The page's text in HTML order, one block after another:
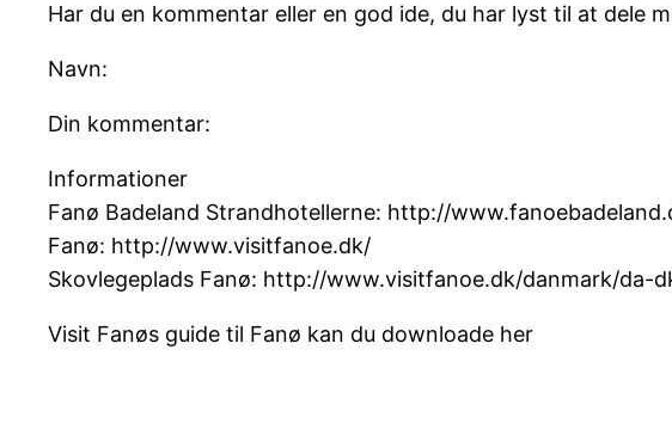
Har du en kommentar eller en god ide, du har lyst til at dele
Navn:
Din kommentar:
Informationer
Fanø Badeland Strandhotellerne: http://
Fanø: http://www.visitfanoe.dk/
Skovlegeplads Fanø: http://www.visitfanoe.dk/danmark/
Visit Fanøs guide til Fanø kan du downloade her